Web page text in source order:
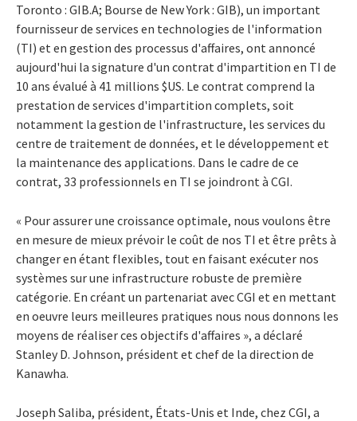
Toronto : GIB.A; Bourse de New York : GIB), un important
fournisseur de services en technologies de l'information
(TI) et en gestion des processus d'affaires, ont annoncé
aujourd'hui la signature d'un contrat d'impartition en TI de
10 ans évalué à 41 millions $US. Le contrat comprend la
prestation de services d'impartition complets, soit
notamment la gestion de l'infrastructure, les services du
centre de traitement de données, et le développement et
la maintenance des applications. Dans le cadre de ce
contrat, 33 professionnels en TI se joindront à CGI.
« Pour assurer une croissance optimale, nous voulons être
en mesure de mieux prévoir le coût de nos TI et être prêts à
changer en étant flexibles, tout en faisant exécuter nos
systèmes sur une infrastructure robuste de première
catégorie. En créant un partenariat avec CGI et en mettant
en oeuvre leurs meilleures pratiques nous nous donnons les
moyens de réaliser ces objectifs d'affaires », a déclaré
Stanley D. Johnson, président et chef de la direction de
Kanawha.
Joseph Saliba, président, États-Unis et Inde, chez CGI, a